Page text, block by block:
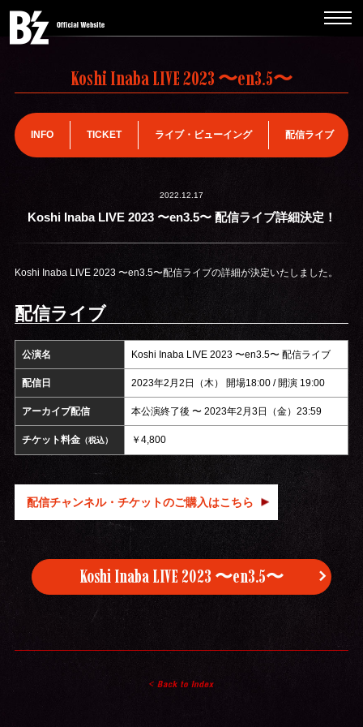
Koshi Inaba LIVE 2023 〜en3.5〜
INFO TICKET ライブ・ビューイング 配信ライブ
2022.12.17
Koshi Inaba LIVE 2023 〜en3.5〜 配信ライブ詳細決定！
Koshi Inaba LIVE 2023 〜en3.5〜配信ライブの詳細が決定いたしました。
配信ライブ
公演名 Koshi Inaba LIVE 2023 〜en3.5〜 配信ライブ
配信日 2023年2月2日（木） 開場18:00 / 開演 19:00
アーカイブ配信 本公演終了後 〜 2023年2月3日（金）23:59
チケット料金（税込） ￥4,800
配信チャンネル・チケットのご購入はこちら
Koshi Inaba LIVE 2023 〜en3.5〜